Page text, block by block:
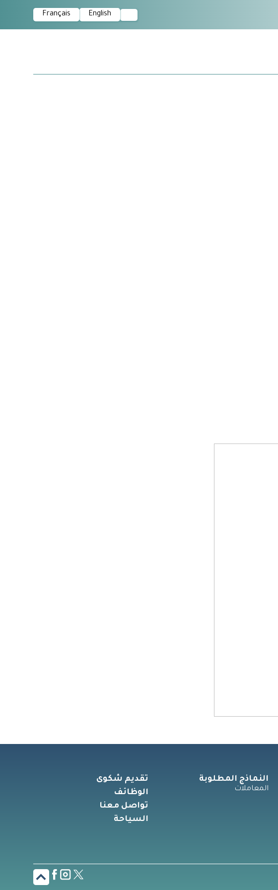
English
Français
النماذج المطلوبة
المعاملات
تقديم شكوى
الوظائف
تواصل معنا
السياحة